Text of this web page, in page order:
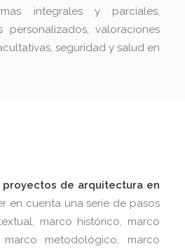
integrales y parciales,
personalizados, valoraciones
seguridad y salud en
proyectos de arquitectura en
en cuenta una serie de pasos
marco histórico, marco
marco metodológico, marco